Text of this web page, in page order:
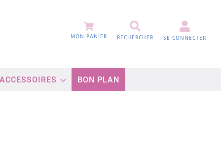
MON PANIER RECHERCHER SE CONNECTER
BON PLAN